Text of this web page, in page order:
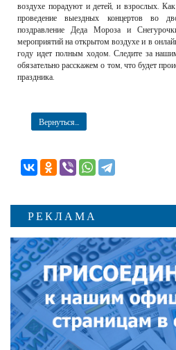
воздухе порадуют и детей, и взрослых.
проведение выездных концертов во
поздравление Деда Мороза и
мероприятий на открытом воздухе и в
году идет полным ходом. Следите за
обязательно расскажем о том, что будет
праздника.
Вернуться...
РЕКЛАМА